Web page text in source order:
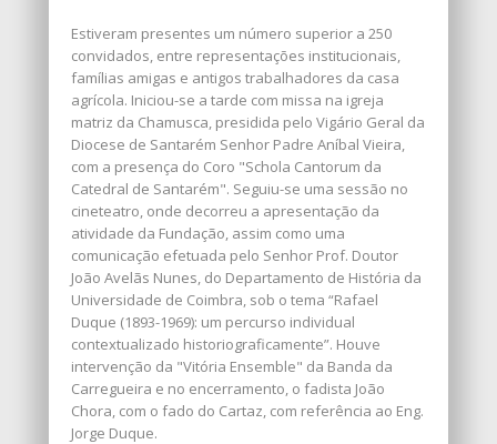
Estiveram presentes um número superior a 250
convidados, entre representações institucionais,
famílias amigas e antigos trabalhadores da casa
agrícola. Iniciou-se a tarde com missa na igreja
matriz da Chamusca, presidida pelo Vigário Geral da
Diocese de Santarém Senhor Padre Aníbal Vieira,
com a presença do Coro "Schola Cantorum da
Catedral de Santarém". Seguiu-se uma sessão no
cineteatro, onde decorreu a apresentação da
atividade da Fundação, assim como uma
comunicação efetuada pelo Senhor Prof. Doutor
João Avelãs Nunes, do Departamento de História da
Universidade de Coimbra, sob o tema “Rafael
Duque (1893-1969): um percurso individual
contextualizado historiograficamente”. Houve
intervenção da "Vitória Ensemble" da Banda da
Carregueira e no encerramento, o fadista João
Chora, com o fado do Cartaz, com referência ao Eng.
Jorge Duque.